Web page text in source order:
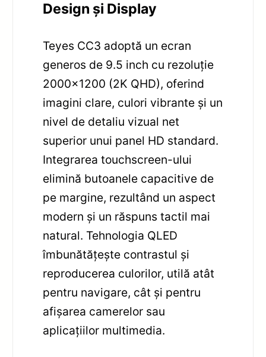
Design și Display
Teyes CC3 adoptă un ecran
generos de 9.5 inch cu rezoluție
2000×1200 (2K QHD), oferind
imagini clare, culori vibrante și un
nivel de detaliu vizual net
superior unui panel HD standard.
Integrarea touchscreen-ului
elimină butoanele capacitive de
pe margine, rezultând un aspect
modern și un răspuns tactil mai
natural. Tehnologia QLED
îmbunătățește contrastul și
reproducerea culorilor, utilă atât
pentru navigare, cât și pentru
afișarea camerelor sau
aplicațiilor multimedia.